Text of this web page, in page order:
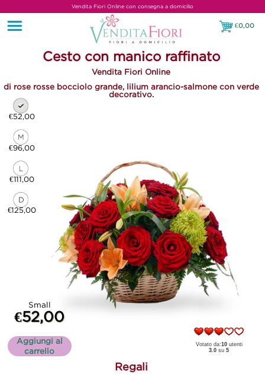
Vendita Fiori Online con consegna a domicilio
€0,00
€0,00
Cesto con manico raffinato
Vendita Fiori Online
di rose rosse bocciolo grande, lilium arancio-salmone con verde
decorativo.
€52,00
€96,00
€111,00
€125,00
Small
€52,00
Aggiungi al
carrello
Votato da:10utenti
3.0 su5
Regali